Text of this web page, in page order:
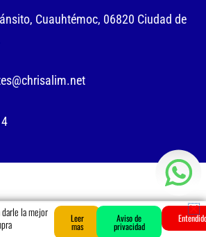
Cuauhtémoc, 06820 Ciudad de
MENU
Cart
2024 Derechos Reservados.“Chrisalim”
la mejor
Leer
mas
Aviso de
privacidad